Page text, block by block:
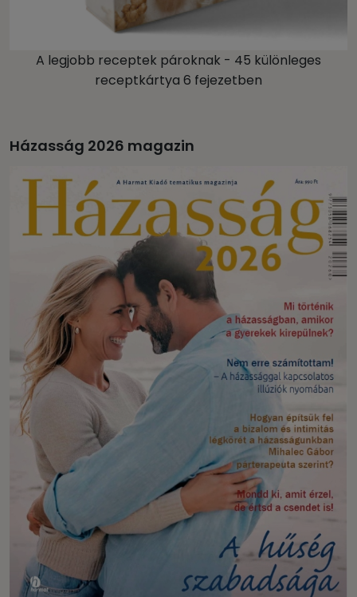
A legjobb receptek pároknak - 45 különleges
receptkártya 6 fejezetben
Házasság 2026 magazin